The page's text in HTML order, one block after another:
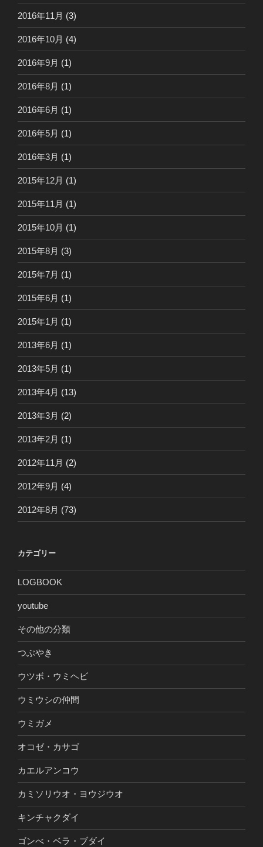
2016年11月 (3)
2016年10月 (4)
2016年9月 (1)
2016年8月 (1)
2016年6月 (1)
2016年5月 (1)
2016年3月 (1)
2015年12月 (1)
2015年11月 (1)
2015年10月 (1)
2015年8月 (3)
2015年7月 (1)
2015年6月 (1)
2015年1月 (1)
2013年6月 (1)
2013年5月 (1)
2013年4月 (13)
2013年3月 (2)
2013年2月 (1)
2012年11月 (2)
2012年9月 (4)
2012年8月 (73)
カテゴリー
LOGBOOK
youtube
その他の分類
つぶやき
ウツボ・ウミヘビ
ウミウシの仲間
ウミガメ
オコゼ・カサゴ
カエルアンコウ
カミソリウオ・ヨウジウオ
キンチャクダイ
ゴンべ・ベラ・ブダイ